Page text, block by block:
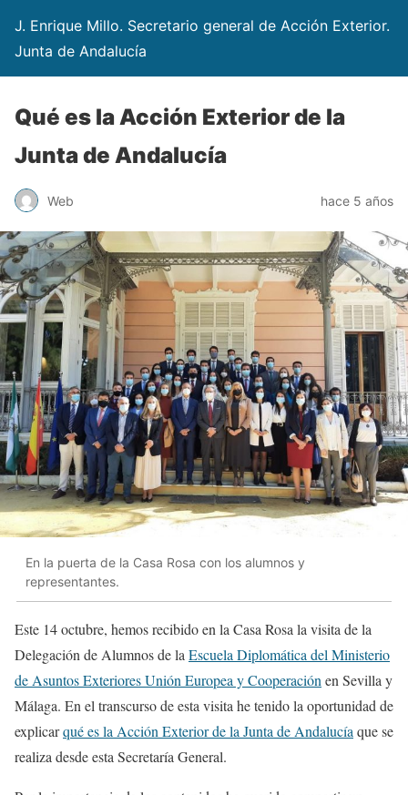
J. Enrique Millo. Secretario general de Acción Exterior.
Junta de Andalucía
Qué es la Acción Exterior de la
Junta de Andalucía
Web hace 5 años
En la puerta de la Casa Rosa con los alumnos y
representantes.
Este 14 octubre, hemos recibido en la Casa Rosa la visita de la
Delegación de Alumnos de la Escuela Diplomática del Ministerio
de Asuntos Exteriores Unión Europea y Cooperación en Sevilla y
Málaga. En el transcurso de esta visita he tenido la oportunidad de
explicarqué es la Acción Exterior de la Junta de Andalucía que se
realiza desde esta Secretaría General.